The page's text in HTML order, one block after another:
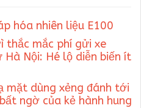
hóa nhiên liệu E100
thắc mắc phí gửi xe
Nội: Hé lộ diễn biến ít
mặt dùng xẻng đánh tới
ngờ của kẻ hành hung